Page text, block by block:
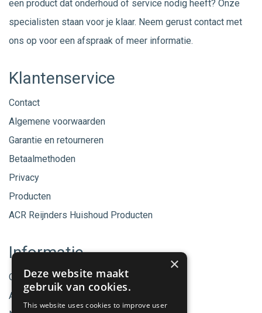
een product dat onderhoud of service nodig heeft? Onze
specialisten staan voor je klaar. Neem gerust contact met
ons op voor een afspraak of meer informatie.
Klantenservice
Contact
Algemene voorwaarden
Garantie en retourneren
Betaalmethoden
Privacy
Producten
ACR Reijnders Huishoud Producten
Informatie
Onze merken
Aanbiedingen
×
Deze website maakt
gebruik van cookies.
This website uses cookies to improve user